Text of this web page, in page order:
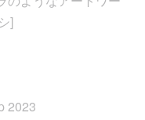
]
2023